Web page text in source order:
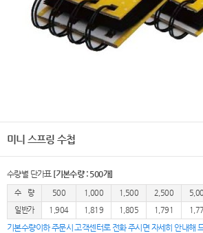
미니 스프링 수첩
수량별 단가표 [기본수량 : 500개]
수 량 500 1,000 1,500 2,500
일반가
1,904 1,819 1,805 1,791
기본수량이하 주문시 고객센터로 전화 주시면 자세히 안내해